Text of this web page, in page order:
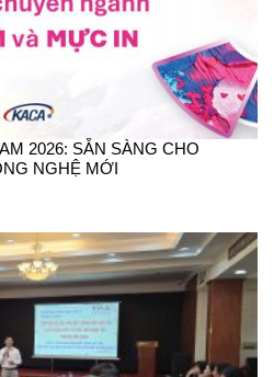
2026: SẴN SÀNG CHO
NGHỆ MỚI